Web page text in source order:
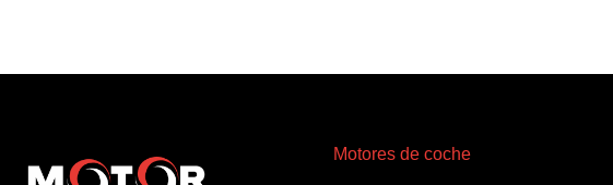
Motores de coche